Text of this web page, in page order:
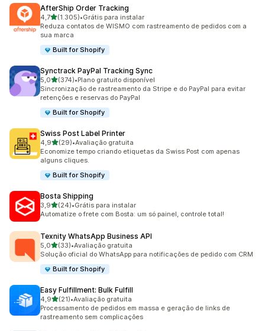
AfterShip Order Tracking
4,7de 5 estrelas
(1.305)
1305 avaliações ao todo
•Grátis para instalar
Reduza contatos de WISMO com rastreamento de pedidos com a
sua marca
Built for Shopify
Synctrack PayPal Tracking Sync
5,0de 5 estrelas
(374)
374 avaliações ao todo
•Plano gratuito disponível
Sincronização de rastreamento da Stripe e do PayPal para evitar
retenções e reservas do PayPal
Built for Shopify
Swiss Post Label Printer
4,9de 5 estrelas
(29)
29 avaliações ao todo
•Avaliação gratuita
Economize tempo criando etiquetas da Swiss Post com apenas
alguns cliques.
Built for Shopify
Bosta Shipping
3,9de 5 estrelas
(24)
24 avaliações ao todo
•Grátis para instalar
Automatize o frete com Bosta: um só painel, controle total!
Texnity WhatsApp Business API
5,0de 5 estrelas
(33)
33 avaliações ao todo
•Avaliação gratuita
Solução oficial do WhatsApp para notificações de pedido com CRM
Built for Shopify
Easy Fulfillment: Bulk Fulfill
4,9de 5 estrelas
(21)
21 avaliações ao todo
•Avaliação gratuita
Processamento de pedidos em massa e geração de links de
rastreamento sem complicações